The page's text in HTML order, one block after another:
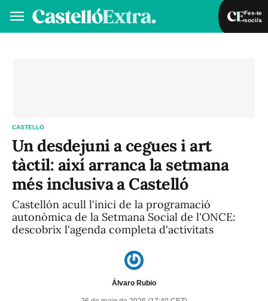
Fes-te
soci/a
CASTELLÓ
Un desdejuni a cegues i art
tàctil: així arranca la setmana
més inclusiva a Castelló
Castellón acull l'inici de la programació
autonòmica de la Setmana Social de l'ONCE:
descobrix l'agenda completa d'activitats
Álvaro Rubio